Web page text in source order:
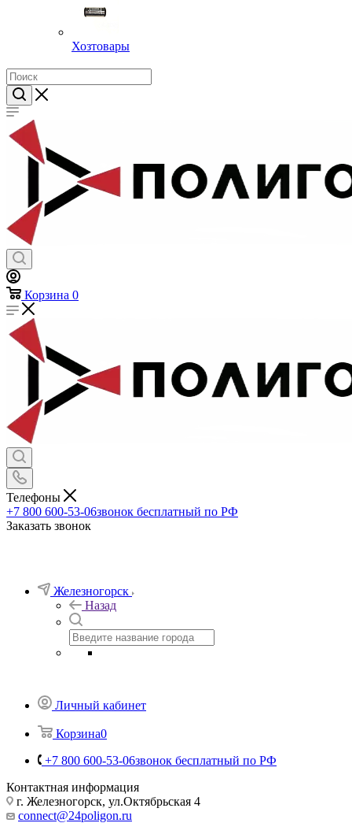
Хозтовары
Корзина 0
Телефоны
+7 800 600-53-06звонок бесплатный по РФ
Заказать звонок
Железногорск
Назад
Личный кабинет
Корзина0
+7 800 600-53-06звонок бесплатный по РФ
Контактная информация
г. Железногорск, ул.Октябрьская 4
connect@24poligon.ru